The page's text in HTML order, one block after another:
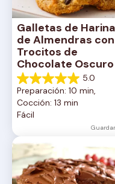
Galletas de Harina
de Almendras con
Trocitos de
Chocolate Oscuro
5.0
5.0
de
5
estrellas.
reseña
Preparación: 10 min,
Cocción: 13 min
Fácil
Guardar